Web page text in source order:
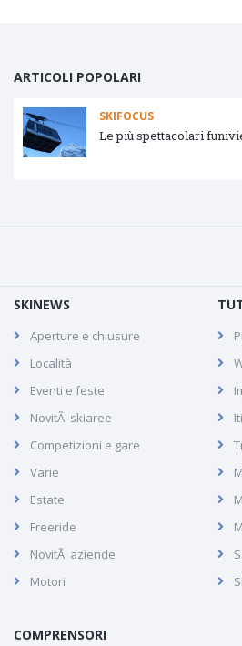
ARTICOLI POPOLARI
SKIFOCUS
Le più spettacolari
SKINEWS
Aperture e chiusure
Località
Eventi e feste
NovitÃ skiaree
Competizioni e gare
Varie
Estate
Freeride
NovitÃ aziende
Motori
COMPRENSORI